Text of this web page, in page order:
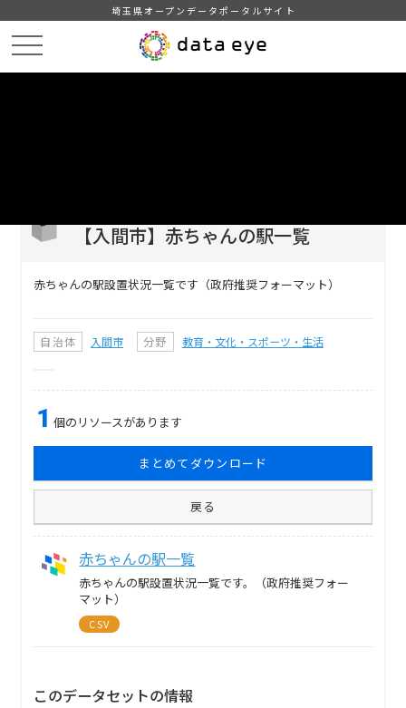
埼玉県オープンデータポータルサイト
【入間市】赤ちゃんの駅一覧
赤ちゃんの駅設置状況一覧です（政府推奨フォーマット）
自治体 入間市 分野 教育・文化・スポーツ・生活
1 個のリソースがあります
まとめてダウンロード
戻る
赤ちゃんの駅一覧
赤ちゃんの駅設置状況一覧です。（政府推奨フォー
マット）
CSV
このデータセットの情報